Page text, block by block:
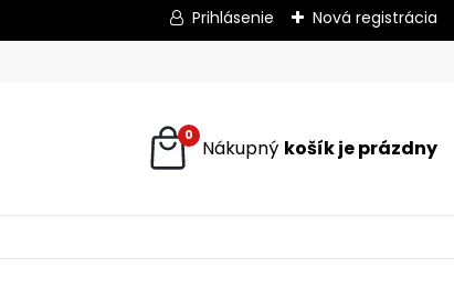
Prihlásenie Nová registrácia
0